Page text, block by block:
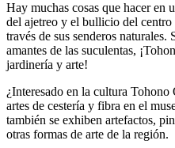
Hay muchas cosas que hacer en
del ajetreo y el bullicio del
través de sus senderos
amantes de las suculentas,
jardinería y arte!
¿Interesado en la cultura
artes de cestería y fibra en el
también se exhiben artefactos,
otras formas de arte de la región.